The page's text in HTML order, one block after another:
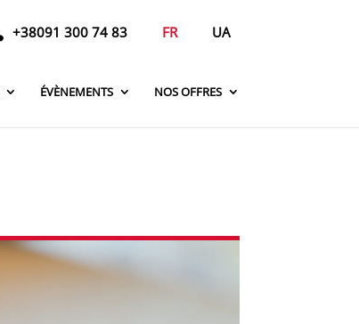
+38091 300 74 83 FR UA
ÉVÈNEMENTS NOS OFFRES